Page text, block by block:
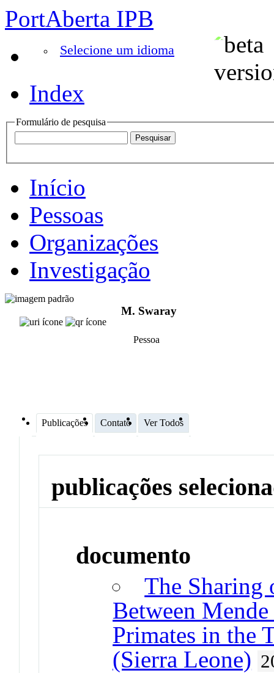
PortAberta IPB
Selecione um idioma
Index
Formulário de pesquisa
Início
Pessoas
Organizações
Investigação
M. Swaray
Pessoa
Publicações Contato Ver Todos
publicações
documento
The Sharing
Between
Primates in the
(Sierra Leone)